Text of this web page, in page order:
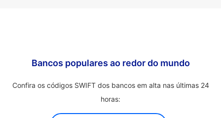
Bancos populares ao redor do mundo
Confira os códigos SWIFT dos bancos em alta nas últimas 24
horas: